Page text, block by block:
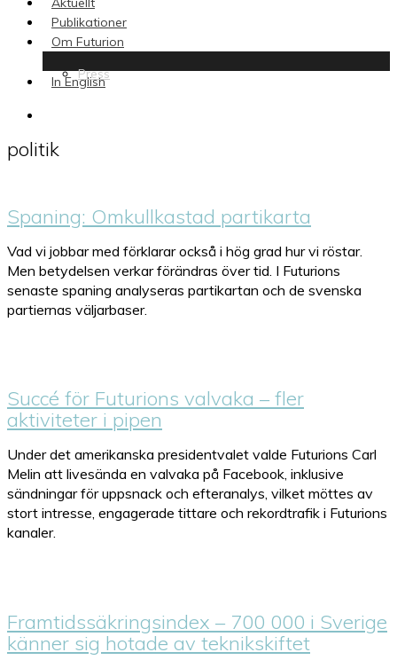
Publikationer
Om Futurion
Press
In English
politik
Spaning: Omkullkastad partikarta
Vad vi jobbar med förklarar också i hög grad hur vi röstar.
Men betydelsen verkar förändras över tid. I Futurions
senaste spaning analyseras partikartan och de svenska
partiernas väljarbaser.
Succé för Futurions valvaka – fler
aktiviteter i pipen
Under det amerikanska presidentvalet valde Futurions Carl
Melin att livesända en valvaka på Facebook, inklusive
sändningar för uppsnack och efteranalys, vilket möttes av
stort intresse, engagerade tittare och rekordtrafik i Futurions
kanaler.
Framtidssäkringsindex – 700 000 i Sverige
känner sig hotade av teknikskiftet